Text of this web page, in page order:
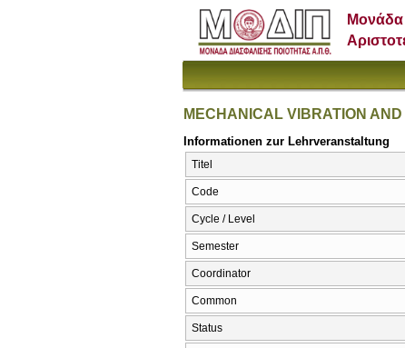
Μονάδα
MECHANICAL VIBRATION
Informationen zur Lehrveranstaltung
Titel
Code
Cycle / Level
Semester
Coordinator
Common
Status